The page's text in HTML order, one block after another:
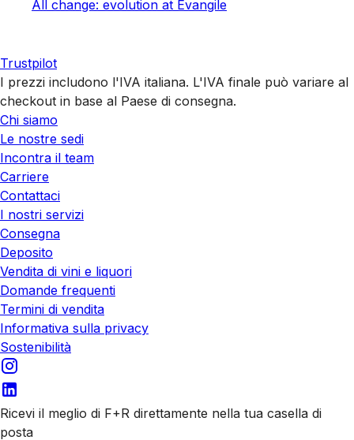
All change: evolution at Evangile
Trustpilot
I prezzi includono l'IVA italiana. L'IVA finale può variare al
checkout in base al Paese di consegna.
Chi siamo
Le nostre sedi
Incontra il team
Carriere
Contattaci
I nostri servizi
Consegna
Deposito
Vendita di vini e liquori
Domande frequenti
Termini di vendita
Informativa sulla privacy
Sostenibilità
Ricevi il meglio di F+R direttamente nella tua casella di
posta